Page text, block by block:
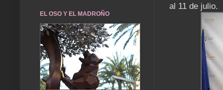
al 11 de julio.
EL OSO Y EL MADROÑO